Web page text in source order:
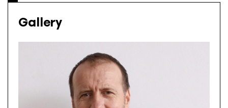
Gallery